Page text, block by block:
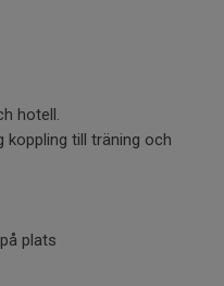
hotell.
koppling till träning och
plats